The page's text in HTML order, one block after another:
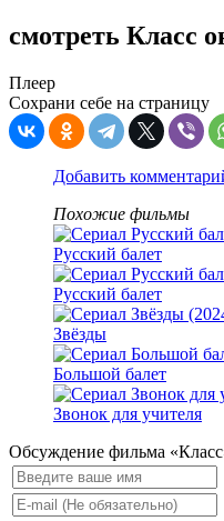
смотреть Класс
Плеер
Сохрани себе на страницу
Добавить
Похожие фильмы
Русский балет
Русский балет
Звёзды
Большой балет
Звонок для учителя
Обсуждение фильма